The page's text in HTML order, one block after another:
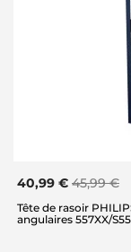
40,99 € 45,99 €
Tête de rasoir
angulaires 557XX/